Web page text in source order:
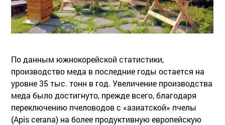
По данным южнокорейской статистики,
производство меда в последние годы остается на
уровне 35 тыс. тонн в год. Увеличение производства
меда было достигнуто, прежде всего, благодаря
переключению пчеловодов с «азиатской» пчелы
(Apis cerana) на более продуктивную европейскую